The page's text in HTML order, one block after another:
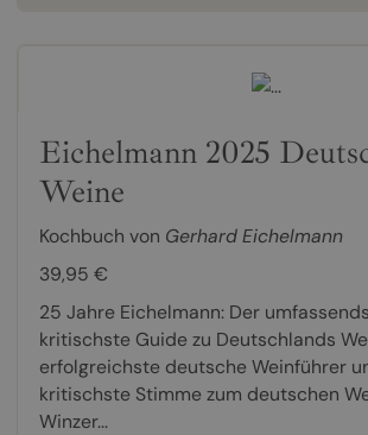
Eichelmann 2025
Weine
Kochbuch von Gerhard Eichelmann
39,95 €
25 Jahre Eichelmann: Der
kritischste Guide zu Deutschlands
erfolgreichste deutsche Weinführer
kritischste Stimme zum deutschen
Winzer...